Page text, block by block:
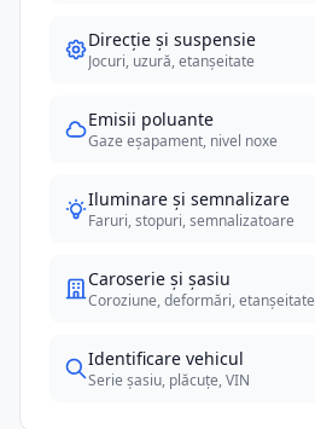
Direcție și suspensie
Jocuri, uzură, etanșeitate
Emisii poluante
Gaze eșapament, nivel noxe
Iluminare și semnalizare
Faruri, stopuri, semnalizatoare
Caroserie și șasiu
Coroziune, deformări, etanșeitate
Identificare vehicul
Serie șasiu, plăcuțe, VIN